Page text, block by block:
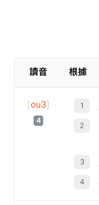
讀音 根據
[ou3]
4